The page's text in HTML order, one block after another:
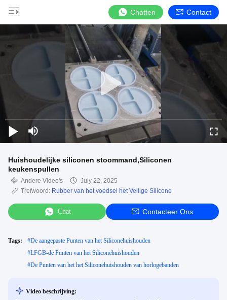
Chatten Contact
Huishoudelijke siliconen stoommand,Siliconen
keukenspullen
Andere Video's
July 22, 2025
Trefwoord: Rubber van het voedsel het Veilige Silicone
Chat Contacteer Ons
Tags: #De aangepaste Punten van het Siliconehuishouden
#LFGB-de Punten van het Siliconehuishouden
#De Punten van het het Siliconehuishouden van horlogebanden
Video beschrijving: